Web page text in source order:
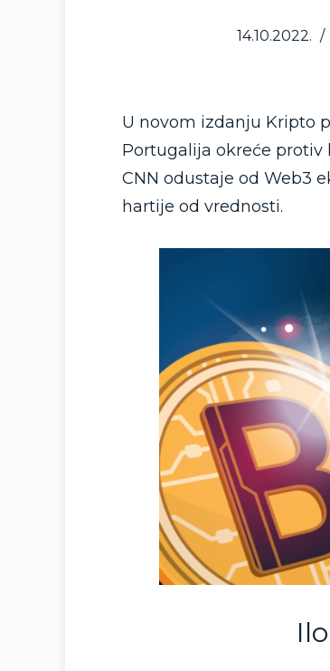
14.10.2022. /
U novom izdanju Kripto
Portugalija okreće protiv
CNN odustaje od Web3
hartije od vrednosti.